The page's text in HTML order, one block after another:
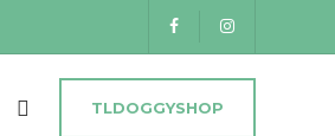
TLDOGGYSHOP